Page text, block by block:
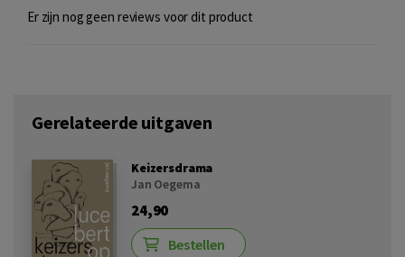
Er zijn nog geen reviews voor dit product
Gerelateerde uitgaven
Keizersdrama
Jan Oegema
24,90
Bestellen